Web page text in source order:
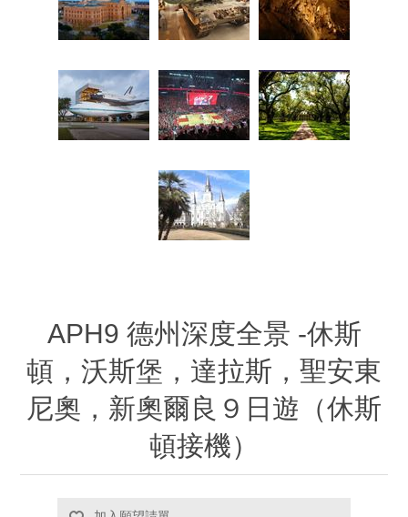
APH9 德州深度全景 -休斯
頓，沃斯堡，達拉斯，聖安東
尼奧，新奧爾良９日遊（休斯
頓接機）